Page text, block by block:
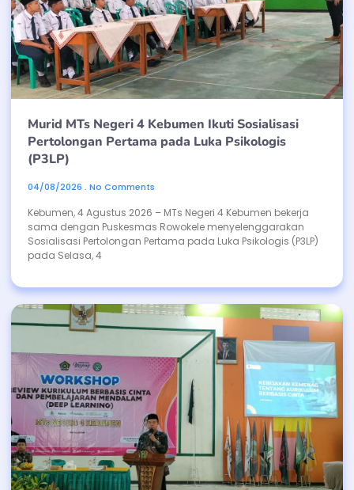
Murid MTs Negeri 4 Kebumen Ikuti Sosialisasi
Pertolongan Pertama pada Luka Psikologis
(P3LP)
04/08/2026 No Comments
Kebumen, 4 Agustus 2026 – MTs Negeri 4 Kebumen bekerja
sama dengan Puskesmas Rowokele menyelenggarakan
Sosialisasi Pertolongan Pertama pada Luka Psikologis (P3LP)
pada Selasa, 4